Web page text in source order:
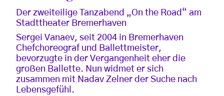
Der zweiteilige Tanzabend „On the Road“ am
Stadttheater Bremerhaven
Sergei Vanaev, seit 2004 in Bremerhaven
Chefchoreograf und Ballettmeister,
bevorzugte in der Vergangenheit eher die
großen Ballette. Nun widmet er sich
zusammen mit Nadav Zelner der Suche nach
Lebensgefühl.